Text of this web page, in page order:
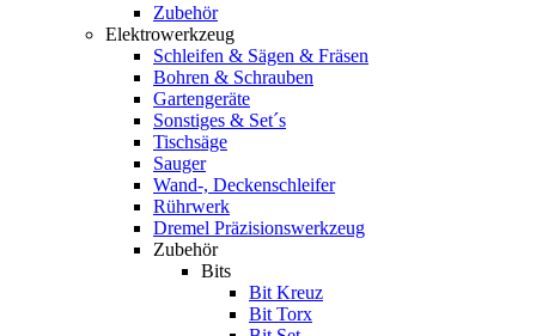
Zubehör
Elektrowerkzeug
Schleifen & Sägen & Fräsen
Bohren & Schrauben
Gartengeräte
Sonstiges & Set´s
Tischsäge
Sauger
Wand-, Deckenschleifer
Rührwerk
Dremel Präzisionswerkzeug
Zubehör
Bits
Bit Kreuz
Bit Torx